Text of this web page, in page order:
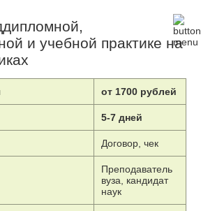
и учебной практике на
от 1700 рублей
5-7 дней
Договор, чек
Преподаватель
вуза, кандидат
наук